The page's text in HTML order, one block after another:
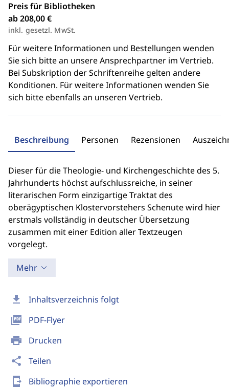
download Inhaltsverzeichnis folgt
picture_as_pdf PDF-Flyer
print Drucken
share Teilen
send_to_mobile Bibliographie exportieren
Preis für Bibliotheken
ab 208,00 €
inkl. gesetzl. MwSt.
Für weitere Informationen und Bestellungen wenden
Sie sich bitte an unsere Ansprechpartner im Vertrieb.
Bei Subskription der Schriftenreihe gelten andere
Konditionen. Für weitere Informationen wenden Sie
sich bitte ebenfalls an unseren Vertrieb.
Beschreibung Personen Rezensionen
Dieser für die Theologie- und Kirchengeschichte des 5.
Jahrhunderts höchst aufschlussreiche, in seiner
literarischen Form einzigartige Traktat des
oberägyptischen Klostervorstehers Schenute wird hier
erstmals vollständig in deutscher Übersetzung
zusammen mit einer Edition aller Textzeugen
vorgelegt.
Mehr